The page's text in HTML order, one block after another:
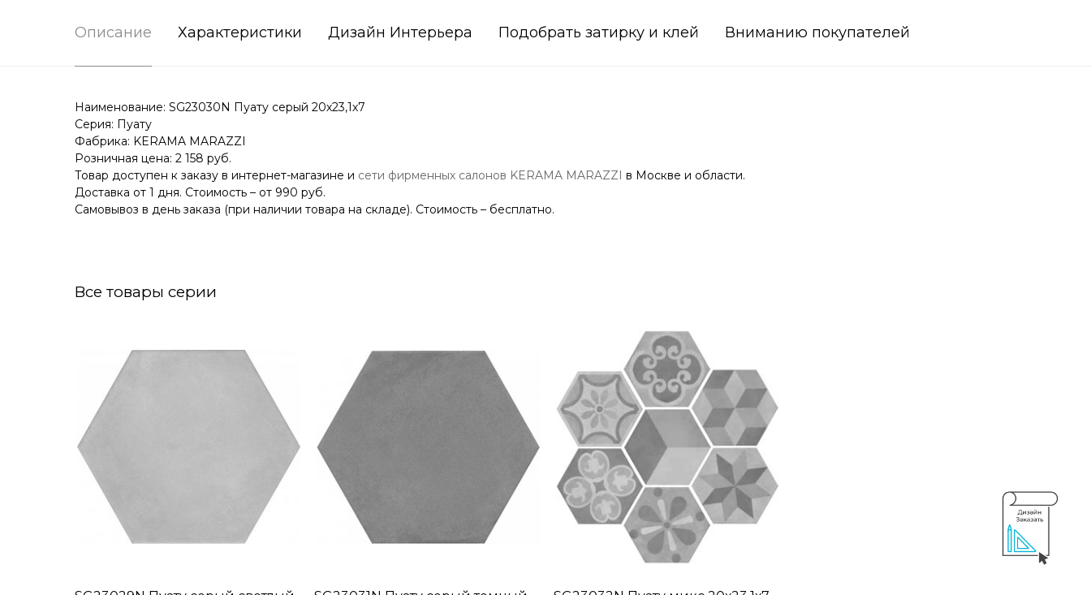
Описание Характеристики Дизайн Интерьера Подобрать затирку и клей Вниманию покупателей
Наименование: SG23030N Пуату серый 20х23,1х7
Серия: Пуату
Фабрика: KERAMA MARAZZI
Розничная цена: 2 158 руб.
Товар доступен к заказу в интернет-магазине и сети фирменных салонов KERAMA MARAZZI в Москве и области.
Доставка от 1 дня. Стоимость – от 990 руб.
Самовывоз в день заказа (при наличии товара на складе). Стоимость – бесплатно.
Все товары серии